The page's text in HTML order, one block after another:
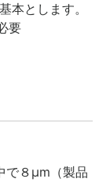
本とします。
要
で８μm（製品